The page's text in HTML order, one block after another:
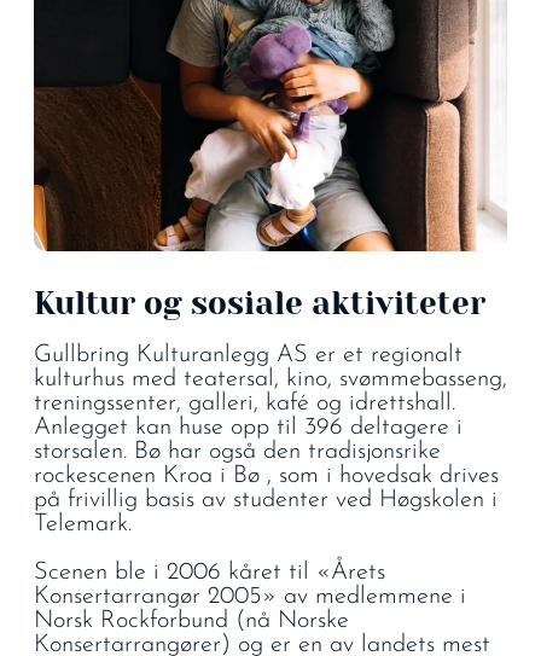
Kultur og sosiale aktiviteter
Gullbring Kulturanlegg AS er et regionalt
kulturhus med teatersal, kino, svømmebasseng,
treningssenter, galleri, kafé og idrettshall.
Anlegget kan huse opp til 396 deltagere i
storsalen. Bø har også den tradisjonsrike
rockescenen Kroa i Bø , som i hovedsak drives
på frivillig basis av studenter ved Høgskolen i
Telemark.
Scenen ble i 2006 kåret til «Årets
Konsertarrangør 2005» av medlemmene i
Norsk Rockforbund (nå Norske
Konsertarrangører) og er en av landets mest